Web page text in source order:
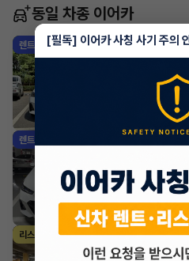
동일 차종 이어카
렌트 BMW 5시리즈
·
1,289,280
렌트
월1,147,300
지원금
조회 483방금전
리스 BMW 5시리즈
2025년·520i M
[필독] 이어카 사칭 사기 주의